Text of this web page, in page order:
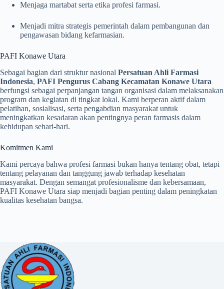
Menjaga martabat serta etika profesi farmasi.
Menjadi mitra strategis pemerintah dalam pembangunan dan
pengawasan bidang kefarmasian.
PAFI Konawe Utara
Sebagai bagian dari struktur nasional Persatuan Ahli Farmasi
Indonesia, PAFI Pengurus Cabang Kecamatan Konawe Utara
berfungsi sebagai perpanjangan tangan organisasi dalam melaksanakan
program dan kegiatan di tingkat lokal. Kami berperan aktif dalam
pelatihan, sosialisasi, serta pengabdian masyarakat untuk
meningkatkan kesadaran akan pentingnya peran farmasis dalam
kehidupan sehari-hari.
Komitmen Kami
Kami percaya bahwa profesi farmasi bukan hanya tentang obat, tetapi
tentang pelayanan dan tanggung jawab terhadap kesehatan
masyarakat. Dengan semangat profesionalisme dan kebersamaan,
PAFI Konawe Utara siap menjadi bagian penting dalam peningkatan
kualitas kesehatan bangsa.